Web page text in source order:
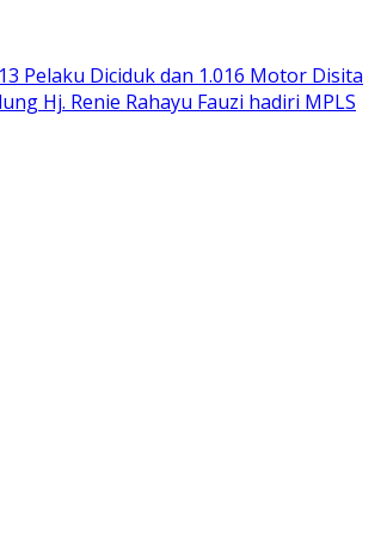
Pelaku Diciduk dan 1.016 Motor Disita
Hj. Renie Rahayu Fauzi hadiri MPLS